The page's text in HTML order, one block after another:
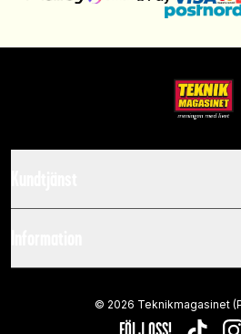
© 2026 Teknikmagasinet